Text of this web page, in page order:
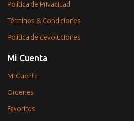
Política de Privacidad
Términos & Condiciones
Política de devoluciones
Mi Cuenta
Mi Cuenta
Ordenes
Favoritos